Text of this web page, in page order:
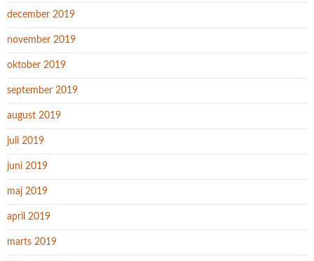
december 2019
november 2019
oktober 2019
september 2019
august 2019
juli 2019
juni 2019
maj 2019
april 2019
marts 2019